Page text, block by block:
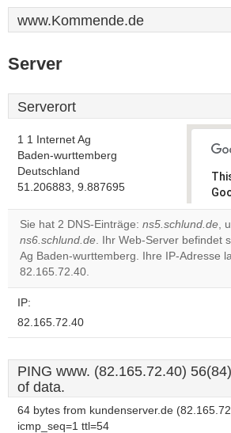
www.Kommende.de
Server
Serverort
1 1 Internet Ag
Baden-wurttemberg
Deutschland
51.206883, 9.887695
Sie hat 2 DNS-Einträge: ns5.schlund.de,
ns6.schlund.de. Ihr Web-Server befindet
Ag Baden-wurttemberg. Ihre IP-Adresse
82.165.72.40.
IP:
82.165.72.40
PING www. (82.165.72.40)
of data.
64 bytes from kundenserver.de
icmp_seq=1 ttl=54